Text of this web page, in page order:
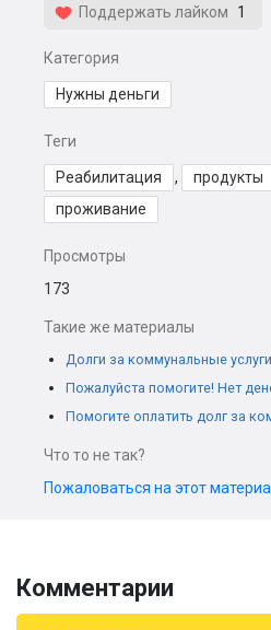
Поддержать лайком 1
Категория
Нужны деньги
Теги
Реабилитация , продукты
проживание
Просмотры
173
Такие же материалы
Долги за коммунальные услуги
Пожалуйста помогите! Нет
Помогите оплатить долг за
Что то не так?
Пожаловаться на этот
Комментарии